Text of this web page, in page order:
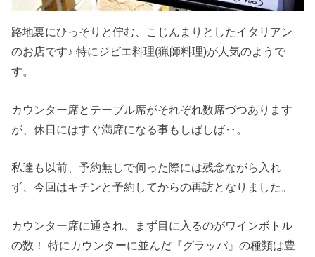
路地裏にひっそりと佇む、こじんまりとしたイタリアン
のお店です♪ 特にジビエ料理(猟師料理)が人気のようで
す。
カウンター席とテーブル席がそれぞれ数席づつあります
が、休日にはすぐ満席になる事もしばしば‥。
私達も以前、予約無しで伺った際には残念ながら入れ
ず、今回はキチンと予約してからの再訪となりました。
カウンター席に通され、まず目に入るのがワインボトル
の数！ 特にカウンターに並んだ『グラッパ』の種類は豊